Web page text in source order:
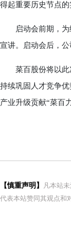
得起重要历史节点的
启动会前期，为统
宣讲。启动会后，
菜百股份将以此次
持续巩固人才竞争
产业升级贡献“菜百
【慎重声明】
凡本站
代表本站赞同其观点和